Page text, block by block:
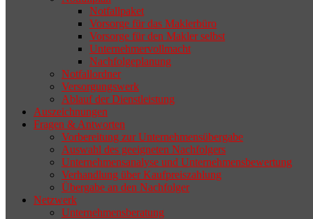
Notfallpaket
Vorsorge für das Maklerbüro
Vorsorge für den Makler selbst
Unternehmervollmacht
Nachfolgeplanung
Notfallordner
Versorgungswerk
Ablauf der Dienstleistung
Auszeichnungen
Fragen & Antworten
Vorbereitung zur Unternehmensübergabe
Auswahl des geeigneten Nachfolgers
Unternehmensanalyse und Unternehmensbewertung
Verhandlung über Kaufpreiszahlung
Übergabe an den Nachfolger
Netzwerk
Unternehmensberatung